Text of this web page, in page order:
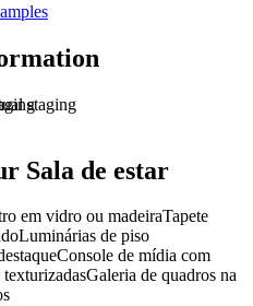
Sala de estar
em vidro ou madeiraTapete
Luminárias de piso
Console de mídia com
Galeria de quadros na